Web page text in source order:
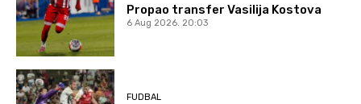
Propao transfer Vasilija Kostova
6 Aug 2026. 20:03
FUDBAL